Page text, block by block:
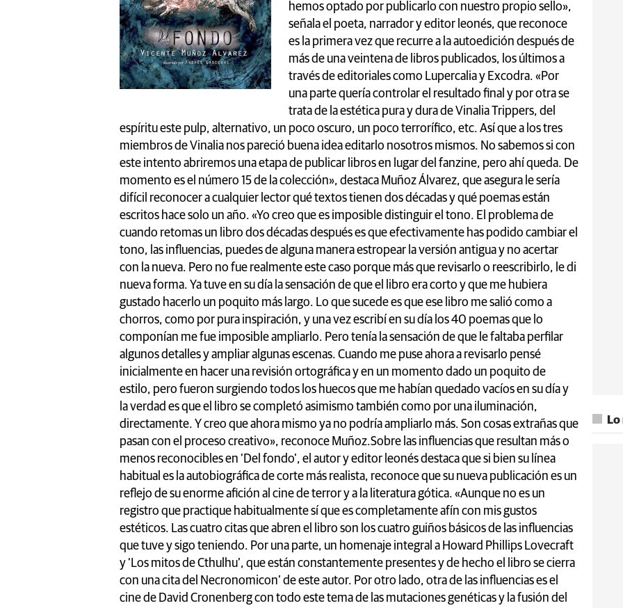
hemos optado por publicarlo con nuestro propio sello»,
señala el poeta, narrador y editor leonés, que reconoce
es la primera vez que recurre a la autoedición después de
más de una veintena de libros publicados, los últimos a
través de editoriales como Lupercalia y Excodra. «Por
una parte quería controlar el resultado final y por otra se
trata de la estética pura y dura de Vinalia Trippers, del
espíritu este pulp, alternativo, un poco oscuro, un poco terrorífico, etc. Así que a los tres
miembros de Vinalia nos pareció buena idea editarlo nosotros mismos. No sabemos si con
este intento abriremos una etapa de publicar libros en lugar del fanzine, pero ahí queda. De
momento es el número 15 de la colección», destaca Muñoz Álvarez, que asegura le sería
difícil reconocer a cualquier lector qué textos tienen dos décadas y qué poemas están
escritos hace solo un año. «Yo creo que es imposible distinguir el tono. El problema de
cuando retomas un libro dos décadas después es que efectivamente has podido cambiar el
tono, las influencias, puedes de alguna manera estropear la versión antigua y no acertar
con la nueva. Pero no fue realmente este caso porque más que revisarlo o reescribirlo, le di
nueva forma. Ya tuve en su día la sensación de que el libro era corto y que me hubiera
gustado hacerlo un poquito más largo. Lo que sucede es que ese libro me salió como a
chorros, como por pura inspiración, y una vez escribí en su día los 40 poemas que lo
componían me fue imposible ampliarlo. Pero tenía la sensación de que le faltaba perfilar
algunos detalles y ampliar algunas escenas. Cuando me puse ahora a revisarlo pensé
inicialmente en hacer una revisión ortográfica y en un momento dado un poquito de
estilo, pero fueron surgiendo todos los huecos que me habían quedado vacíos en su día y
la verdad es que el libro se completó asimismo también como por una iluminación,
directamente. Y creo que ahora mismo ya no podría ampliarlo más. Son cosas extrañas que
pasan con el proceso creativo», reconoce Muñoz.Sobre las influencias que resultan más o
menos reconocibles en ‘Del fondo’, el autor y editor leonés destaca que si bien su línea
habitual es la autobiográfica de corte más realista, reconoce que su nueva publicación es un
reflejo de su enorme afición al cine de terror y a la literatura gótica. «Aunque no es un
registro que practique habitualmente sí que es completamente afín con mis gustos
estéticos. Las cuatro citas que abren el libro son los cuatro guiños básicos de las influencias
que tuve y sigo teniendo. Por una parte, un homenaje integral a Howard Phillips Lovecraft
y ‘Los mitos de Cthulhu’, que están constantemente presentes y de hecho el libro se cierra
con una cita del Necronomicon’ de este autor. Por otro lado, otra de las influencias es el
cine de David Cronenberg con todo este tema de las mutaciones genéticas y la fusión del